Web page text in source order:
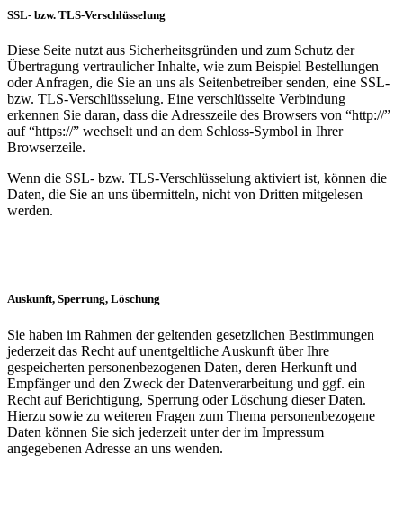
SSL- bzw. TLS-Verschlüsselung
Diese Seite nutzt aus Sicherheitsgründen und zum Schutz der
Übertragung vertraulicher Inhalte, wie zum Beispiel Bestellungen
oder Anfragen, die Sie an uns als Seitenbetreiber senden, eine SSL-
bzw. TLS-Verschlüsselung. Eine verschlüsselte Verbindung
erkennen Sie daran, dass die Adresszeile des Browsers von “http://”
auf “https://” wechselt und an dem Schloss-Symbol in Ihrer
Browserzeile.
Wenn die SSL- bzw. TLS-Verschlüsselung aktiviert ist, können die
Daten, die Sie an uns übermitteln, nicht von Dritten mitgelesen
werden.
Auskunft, Sperrung, Löschung
Sie haben im Rahmen der geltenden gesetzlichen Bestimmungen
jederzeit das Recht auf unentgeltliche Auskunft über Ihre
gespeicherten personenbezogenen Daten, deren Herkunft und
Empfänger und den Zweck der Datenverarbeitung und ggf. ein
Recht auf Berichtigung, Sperrung oder Löschung dieser Daten.
Hierzu sowie zu weiteren Fragen zum Thema personenbezogene
Daten können Sie sich jederzeit unter der im Impressum
angegebenen Adresse an uns wenden.